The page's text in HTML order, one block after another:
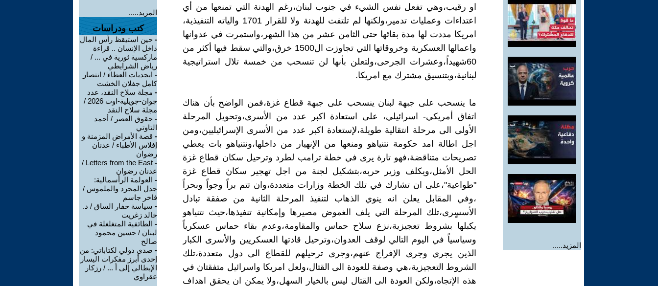
المزيد.....
او رقيب،وهي تفعل نفس الشيء في جنوب لبنان،رغم الهدنة التي تمنعها من أي
اعتداءات وعمليات تدمير،ولكنها لم تلتفت للهدنة ولا للقرار 1701 والياته التنفيذية،
امريكا مددت لها مدة بقائها حتى الثامن عشر من هذا الشهر،واستمرت في عدوانها
واعمالها العسكرية وخروقاتها التي تجاوزت ال1500 خرق،والتي سقط فيها أكثر من
60شهيداً،وعشرات الجرحى،ولتعلن بأنها لن تنسحب من خمسة تلال استراتيجية
لبنانية،وبتنسيق مشترك مع امريكا.
ما ينسحب على جبهة لبنان ينسحب على جبهة قطاع غزة،فمن الواضح بأن هناك
اتفاق أمريكي- اسرائيلي، على استعادة اكبر عدد من الأسرى،وتحويل المرحلة
الأولى الى مرحلة انتقالية طويلة،لإستعادة اكبر عدد من الأسرى الإسرائيليين،ومن
اجل اطالة امد حكومة نتنياهو ومنعها من الإنهيار من داخلها،ونتنياهو بات يعطي
تصريحات متناقضة،فهو تارة يرى في خطة ترامب لطرد وترحيل سكان قطاع غزة
الحل الأمثل،ويكلف وزير حربه،بتشكيل لجنة من اجل تهجير سكان قطاع غزة
"طواعية"،على ان تشارك في تلك الخطة وزارات متعددة،وان تتم براً وجواً وبحراً
،وفي المقابل يعلن انه ينوي الذهاب لتنفيذ المرحلة الثانية من صفقة تبادل
الأسسٍرى،تلك المرحلة التي يلف الغموض مصيرها وإمكانية تنفيذها،حيث نتنياهو
يكبلها بشروط تعجيزية،نزع سلاح حماس والمقاومة،وعدم بقاء حماس عسكرياً
وسياسياً في اليوم التالي لوقف العدوان،وترحيل قادتها العسكريين والأسرى الكبار
الذين يجري وجرى الإفراج عنهم،وجرى ترحيلهم للقطاع الى دول متعددة،تلك
الشروط التعجيزية،هي وصفة للعودة الى القتال،ولعل امريكا واسرائيل متفقتان في
هذه الإتجاه،ولكن العودة الى القتال ليس بالخيار السهل،ولا يمكن ان يحقق اهداف
المزيد.....
كتب ودراسات
- حين استيقظ رأس المال
داخل الإنسان .. قراءة
ماركسية ثورية في ... /
رياض الشرايطي
- ابجديات العطاء / انتصار
كامل جفلان الخشت
- مجلة سلاح النقد، عدد
جوان-جويلية-اوت 2026 /
مجلة سلاح النقد
- حقوق العصر / أحمد
التاوتي
- قصة الأمراض المزمنة و
إفلاس الأطباء / عدنان
رضوان
-
Letters from the East /
عدنان رضوان
- العولمة الرأسمالية:
جدل المجرد والملموس /
فاخر جاسم
- سياسة حفار الساق / د.
خالد زغريت
- الطائفية المتغلغلة في
لبنان / حسين محمود
صالح
- صدى دولي لكتاباتي: من
إحدى أبرز مفكرات اليسار
الإيطالي إلى أ ... / رزكار
عقراوي